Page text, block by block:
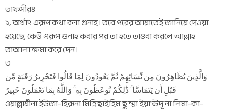
তাফসীরঃ
২. অর্থাৎ এরূপ কথা বলা গুনাহ। তবে পরের আয়াতেই জানিয়ে দেওয়া
হয়েছে, কেউ এরূপ গুনাহ করার পর তা হতে তাওবা করলে আল্লাহ
তাআলা ক্ষমা করে দেন।
৩
وَالَّذِينَ يُظَاهِرُونَ مِن نِّسَائِهِمْ ثُمَّ يَعُودُونَ لِمَا قَالُوا فَتَحْرِيرُ رَقَبَةٍ مِّن
قَبْلِ أَن يَتَمَاسَّا ۚ ذَٰلِكُمْ تُوعَظُونَ بِهِ ۚ وَاللَّهُ بِمَا تَعْمَلُونَ خَبِيرٌ
ওয়াল্লাযীনা ইউজা-হিরূনা মিন্নিছাইহিম ছু ম্মা ইয়া‘ঊদূ না লিমা-কা-